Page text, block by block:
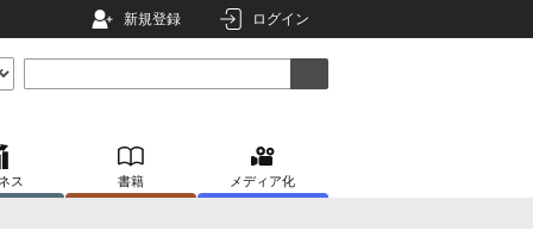
新規登録 ログイン
ス 書籍 メディア化